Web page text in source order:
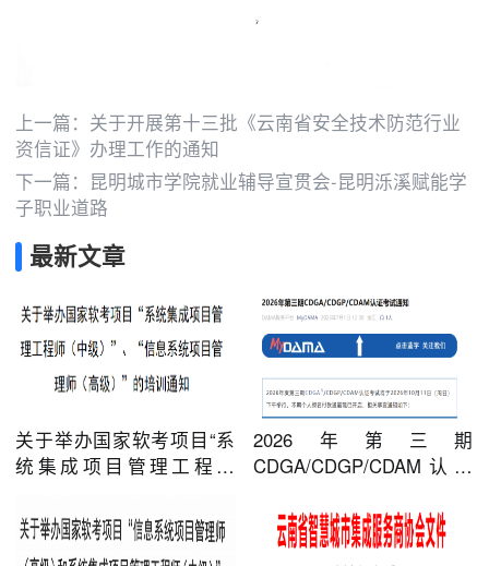
上一篇： 关于开展第十三批《云南省安全技术防范行业
资信证》办理工作的通知
下一篇： 昆明城市学院就业辅导宣贯会-昆明泺溪赋能学
子职业道路
最新文章
关于举办国家软考项目“系
统集成项目管理工程师
管理师（高级）”的培训通
知
2026年第三期
CDGA/CDGP/CDAM认证